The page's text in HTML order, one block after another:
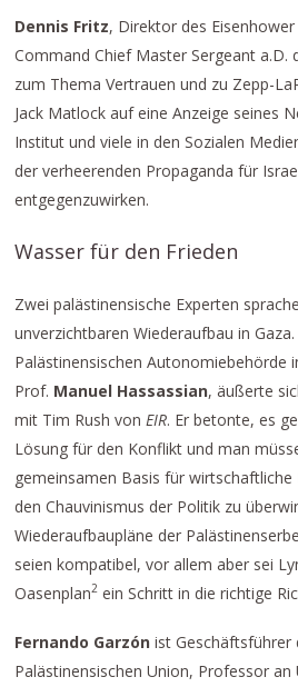
Dennis Fritz, Direktor des
Command Chief Master Sergeant a.D.
zum Thema Vertrauen und zu Zepp-
Jack Matlock auf eine Anzeige seines
Institut und viele in den Sozialen
der verheerenden Propaganda für
entgegenzuwirken.
Wasser für den Frieden
Zwei palästinensische Experten
unverzichtbaren Wiederaufbau in
Palästinensischen Autonomiebehörde
Prof. Manuel Hassassian, äußerte
mit Tim Rush von EIR. Er betonte, es
Lösung für den Konflikt und man
gemeinsamen Basis für
den Chauvinismus der Politik zu
Wiederaufbaupläne der
seien kompatibel, vor allem aber sei
Oasenplan2 ein Schritt in die richtige
Fernando Garzón ist Geschäftsführer
Palästinensischen Union, Professor